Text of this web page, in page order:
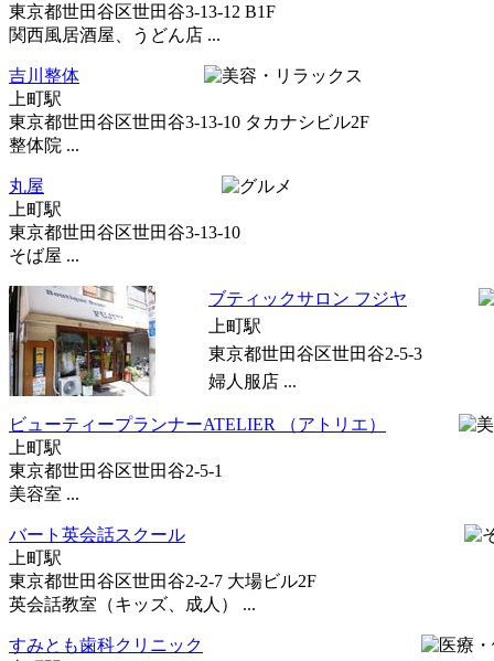
東京都世田谷区世田谷3-13-12 B1F
関西風居酒屋、うどん店 ...
吉川整体
上町駅
東京都世田谷区世田谷3-13-10 タカナシビル2F
整体院 ...
丸屋
上町駅
東京都世田谷区世田谷3-13-10
そば屋 ...
ブティックサロン フジヤ
上町駅
東京都世田谷区世田谷2-5-3
婦人服店 ...
ビューティープランナーATELIER （アトリエ）
上町駅
東京都世田谷区世田谷2-5-1
美容室 ...
バート英会話スクール
上町駅
東京都世田谷区世田谷2-2-7 大場ビル2F
英会話教室（キッズ、成人） ...
すみとも歯科クリニック